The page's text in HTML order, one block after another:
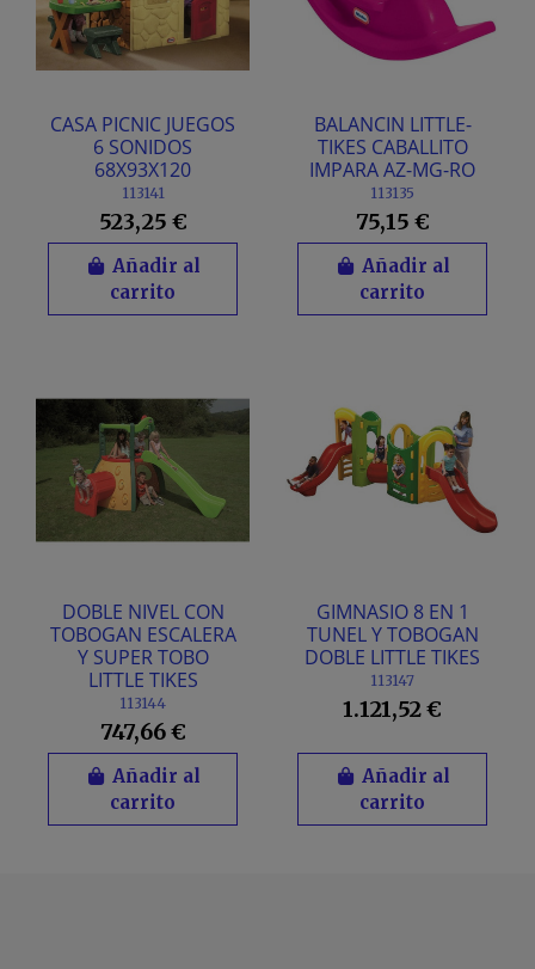
CASA PICNIC JUEGOS
6 SONIDOS
68X93X120
113141
523,25 €
Añadir al
carrito
BALANCIN LITTLE-
TIKES CABALLITO
IMPARA AZ-MG-RO
113135
75,15 €
Añadir al
carrito
DOBLE NIVEL CON
TOBOGAN ESCALERA
Y SUPER TOBO
LITTLE TIKES
113144
747,66 €
Añadir al
carrito
GIMNASIO 8 EN 1
TUNEL Y TOBOGAN
DOBLE LITTLE TIKES
113147
1.121,52 €
Añadir al
carrito